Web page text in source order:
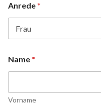
Anrede*
Name*
Vorname